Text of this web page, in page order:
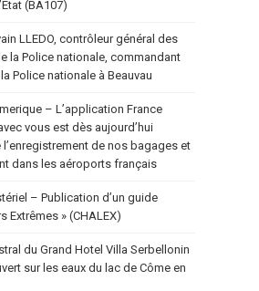
(BA107)
LLEDO, contrôleur général des
la Police nationale, commandant
Police nationale à Beauvau
– L’application France
vous est dès aujourd’hui
de nos bagages et
dans les aéroports français
– Publication d’un guide
Extrêmes » (CHALEX)
du Grand Hotel Villa Serbellonin
sur les eaux du lac de Côme en